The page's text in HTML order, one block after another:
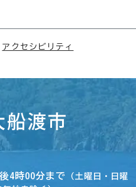
アクセシビリティ
4時00分まで
（土曜日・日曜